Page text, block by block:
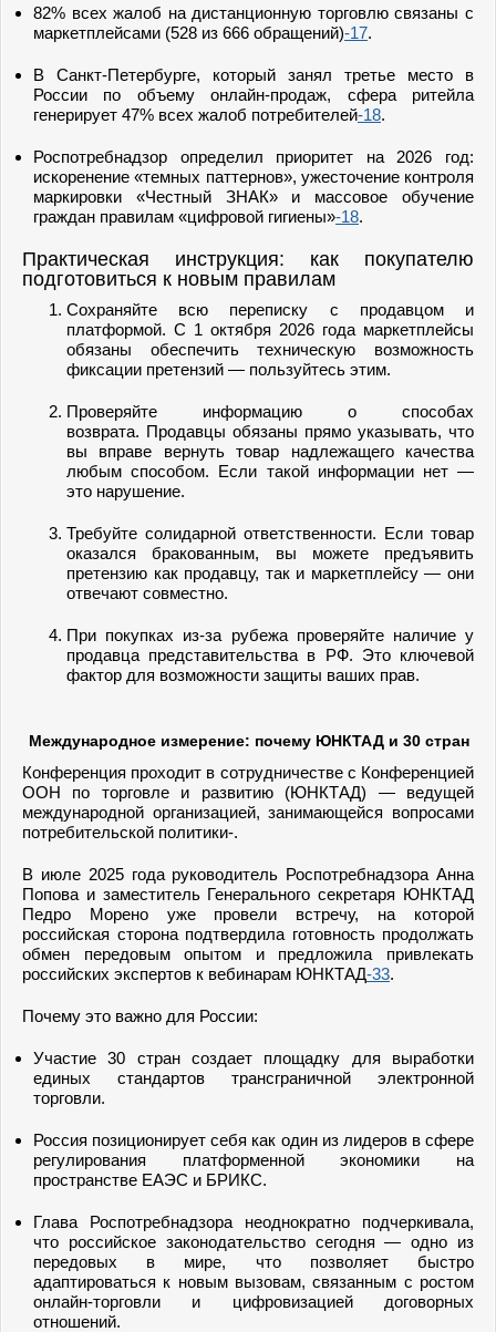
82% всех жалоб на дистанционную торговлю связаны с
маркетплейсами (528 из 666 обращений)-17.
В Санкт-Петербурге, который занял третье место в
России по объему онлайн-продаж, сфера ритейла
генерирует 47% всех жалоб потребителей-18.
Роспотребнадзор определил приоритет на 2026 год:
искоренение «темных паттернов», ужесточение контроля
маркировки «Честный ЗНАК» и массовое обучение
граждан правилам «цифровой гигиены»-18.
Практическая инструкция: как покупателю
подготовиться к новым правилам
Сохраняйте всю переписку с продавцом и
платформой. С 1 октября 2026 года маркетплейсы
обязаны обеспечить техническую возможность
фиксации претензий — пользуйтесь этим.
Проверяйте информацию о способах
возврата. Продавцы обязаны прямо указывать, что
вы вправе вернуть товар надлежащего качества
любым способом. Если такой информации нет —
это нарушение.
Требуйте солидарной ответственности. Если товар
оказался бракованным, вы можете предъявить
претензию как продавцу, так и маркетплейсу — они
отвечают совместно.
При покупках из-за рубежа проверяйте наличие у
продавца представительства в РФ. Это ключевой
фактор для возможности защиты ваших прав.
Международное измерение: почему ЮНКТАД и 30 стран
Конференция проходит в сотрудничестве с Конференцией
ООН по торговле и развитию (ЮНКТАД) — ведущей
международной организацией, занимающейся вопросами
потребительской политики-.
В июле 2025 года руководитель Роспотребнадзора Анна
Попова и заместитель Генерального секретаря ЮНКТАД
Педро Морено уже провели встречу, на которой
российская сторона подтвердила готовность продолжать
обмен передовым опытом и предложила привлекать
российских экспертов к вебинарам ЮНКТАД-33.
Почему это важно для России:
Участие 30 стран создает площадку для выработки
единых стандартов трансграничной электронной
торговли.
Россия позиционирует себя как один из лидеров в сфере
регулирования платформенной экономики на
пространстве ЕАЭС и БРИКС.
Глава Роспотребнадзора неоднократно подчеркивала,
что российское законодательство сегодня — одно из
передовых в мире, что позволяет быстро
адаптироваться к новым вызовам, связанным с ростом
онлайн-торговли и цифровизацией договорных
отношений.